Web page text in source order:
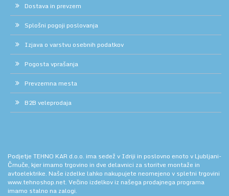
Dostava in prevzem
Splošni pogoji poslovanja
Izjava o varstvu osebnih podatkov
Pogosta vprašanja
Prevzemna mesta
B2B veleprodaja
Podjetje TEHNO KAR d.o.o. ima sedež v Idriji in poslovno enoto v Ljubljani-
Črnuče, kjer imamo trgovino in dve delavnici za storitve montaže in
avtoelektrike. Naše izdelke lahko nakupujete neomejeno v spletni trgovini
www.tehnoshop.net. Večino izdelkov iz našega prodajnega programa
imamo stalno na zalogi.